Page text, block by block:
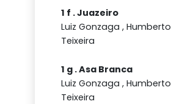
1 f . Juazeiro
Luiz Gonzaga , Humberto
Teixeira
1 g . Asa Branca
Luiz Gonzaga , Humberto
Teixeira